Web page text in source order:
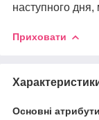
наступного
Приховати
Основні атрибути